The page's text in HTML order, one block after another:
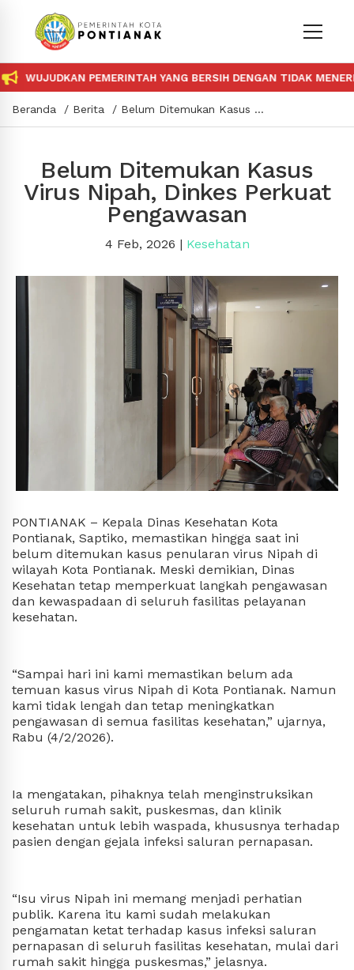
WUJUDKAN PEMERINTAH YANG BERSIH DENGAN TIDAK
Beranda Berita Belum Ditemukan Kasus Virus Nipah, Dinkes Perkuat Pengawasan
Belum Ditemukan Kasus
Virus Nipah, Dinkes Perkuat
Pengawasan
4 Feb, 2026 | Kesehatan
PONTIANAK – Kepala Dinas Kesehatan Kota
Pontianak, Saptiko, memastikan hingga saat ini
belum ditemukan kasus penularan virus Nipah di
wilayah Kota Pontianak. Meski demikian, Dinas
Kesehatan tetap memperkuat langkah pengawasan
dan kewaspadaan di seluruh fasilitas pelayanan
kesehatan.
“Sampai hari ini kami memastikan belum ada
temuan kasus virus Nipah di Kota Pontianak. Namun
kami tidak lengah dan tetap meningkatkan
pengawasan di semua fasilitas kesehatan,” ujarnya,
Rabu (4/2/2026).
Ia mengatakan, pihaknya telah menginstruksikan
seluruh rumah sakit, puskesmas, dan klinik
kesehatan untuk lebih waspada, khususnya terhadap
pasien dengan gejala infeksi saluran pernapasan.
“Isu virus Nipah ini memang menjadi perhatian
publik. Karena itu kami sudah melakukan
pengamatan ketat terhadap kasus infeksi saluran
pernapasan di seluruh fasilitas kesehatan, mulai dari
rumah sakit hingga puskesmas,” jelasnya.